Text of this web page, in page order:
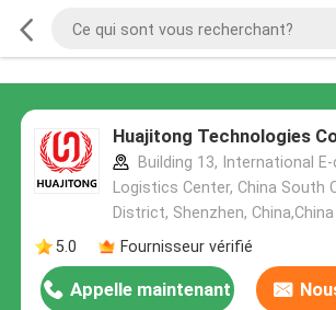
Huajitong Technologies
Building 13, International
Logistics Center, China South
District, Shenzhen, China,China
5.0
Fournisseur vérifié
Appelle maintenant